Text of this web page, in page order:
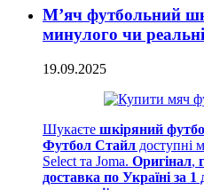
М’яч футбольний
минулого чи
19.09.2025
Шукаєте шкіряний
Футбол Стайл доступні
Select та Joma. Оригінал,
доставка по Україні за 1